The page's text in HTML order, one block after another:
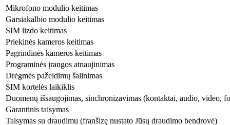
Mikrofono modulio keitimas
Garsiakalbio modulio keitimas
SIM lizdo keitimas
Priekinės kameros keitimas
Pagrindinės kameros keitimas
Programinės įrangos atnaujinimas
Drėgmės pažeidimų šalinimas
SIM kortelės laikiklis
Duomenų išsaugojimas, sinchronizavimas (kontaktai, audio, video,
Garantinis taisymas
Taisymas su draudimu (franšizę nustato Jūsų draudimo bendrovė)